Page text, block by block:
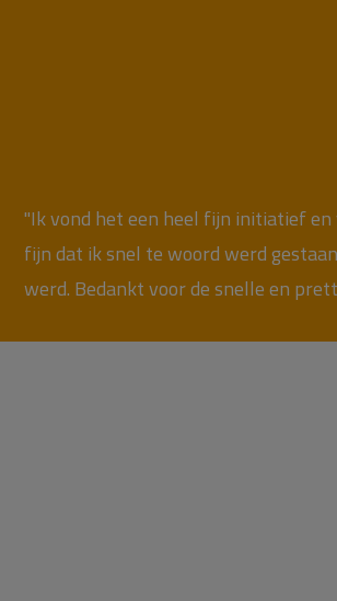
"Ik vond het een heel fijn initiatief en
fijn dat ik snel te woord werd
werd. Bedankt voor de snelle en